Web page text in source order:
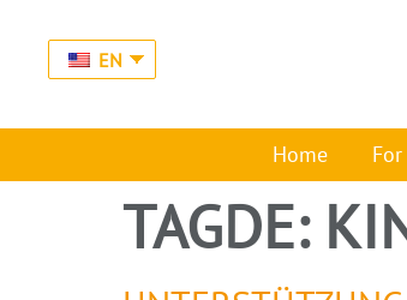
EN
Home
TAGDE: